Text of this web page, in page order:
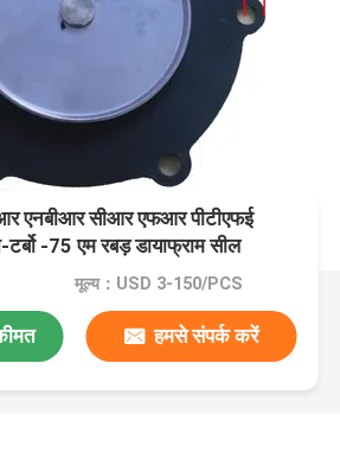
एनबीआर सीआर एफआर पीटीएफई
-75 एम रबड़ डायाफ्राम सील
मूल्य：USD 3-150/PCS
हमसे संपर्क करें